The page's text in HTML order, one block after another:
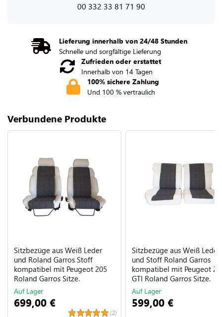
00 332 33 81 71 90
Lieferung innerhalb von 24/48 Stunden
Schnelle und sorgfältige Lieferung
Zufrieden oder erstattet
Innerhalb von 14 Tagen
100% sichere Zahlung
Und 100 % vertraulich
Verbundene Produkte
Sitzbezüge aus Weiß Leder
und Roland Garros Stoff
kompatibel mit Peugeot 205
Roland Garros Sitze.
(2)
Auf Lager
699,00 €
Sitzbezüge aus Weiß Leder
und Stoff Roland Garros
kompatibel mit Peugeot
GTI Roland Garros Sitze.
Auf Lager
599,00 €